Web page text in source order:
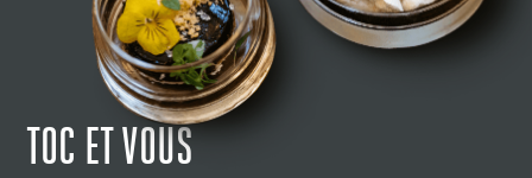
TOC ET VOUS